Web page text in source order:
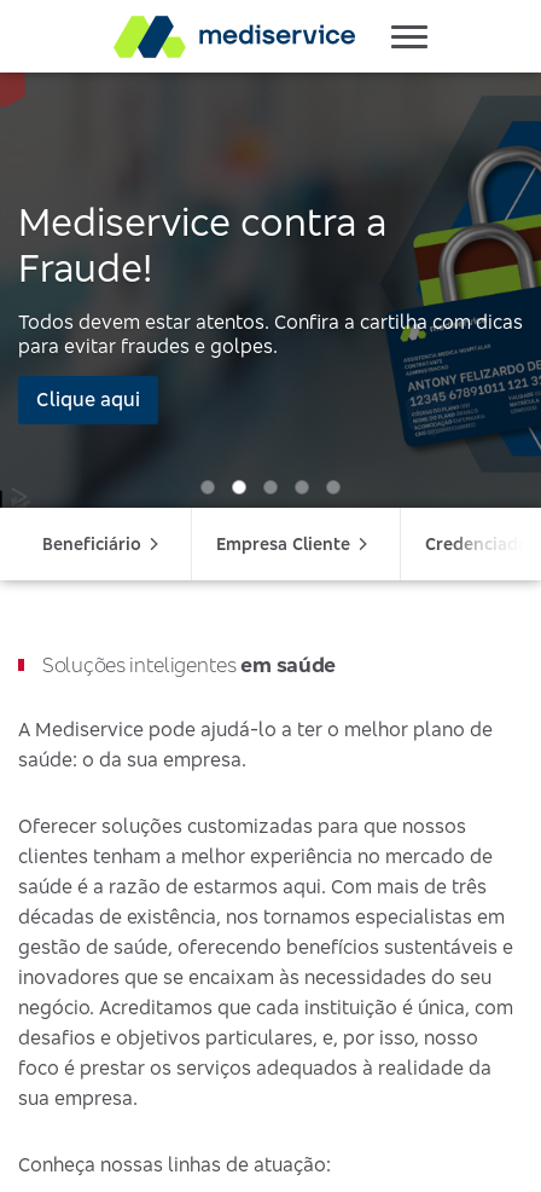
Mediservice contra a
Fraude!
Todos devem estar atentos. Confira a cartilha com dicas
para evitar fraudes e golpes.
Clique aqui
Beneficiário Empresa Cliente Credenciado
Soluções inteligentesem saúde
A Mediservice pode ajudá-lo a ter o melhor plano de
saúde: o da sua empresa.
Oferecer soluções customizadas para que nossos
clientes tenham a melhor experiência no mercado de
saúde é a razão de estarmos aqui. Com mais de três
décadas de existência, nos tornamos especialistas em
gestão de saúde, oferecendo benefícios sustentáveis e
inovadores que se encaixam às necessidades do seu
negócio. Acreditamos que cada instituição é única, com
desafios e objetivos particulares, e, por isso, nosso
foco é prestar os serviços adequados à realidade da
sua empresa.
Conheça nossas linhas de atuação: